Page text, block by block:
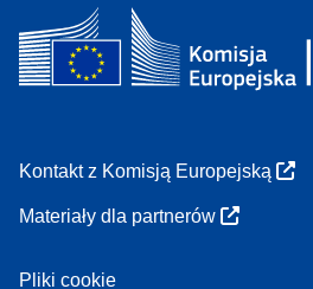
Kontakt z Komisją Europejską
Materiały dla partnerów
Pliki cookie